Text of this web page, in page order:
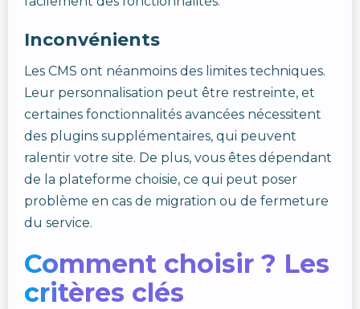
Inconvénients
Les CMS ont néanmoins des limites techniques.
Leur personnalisation peut être restreinte, et
certaines fonctionnalités avancées nécessitent
des plugins supplémentaires, qui peuvent
ralentir votre site. De plus, vous êtes dépendant
de la plateforme choisie, ce qui peut poser
problème en cas de migration ou de fermeture
du service.
Comment choisir ? Les
critères clés